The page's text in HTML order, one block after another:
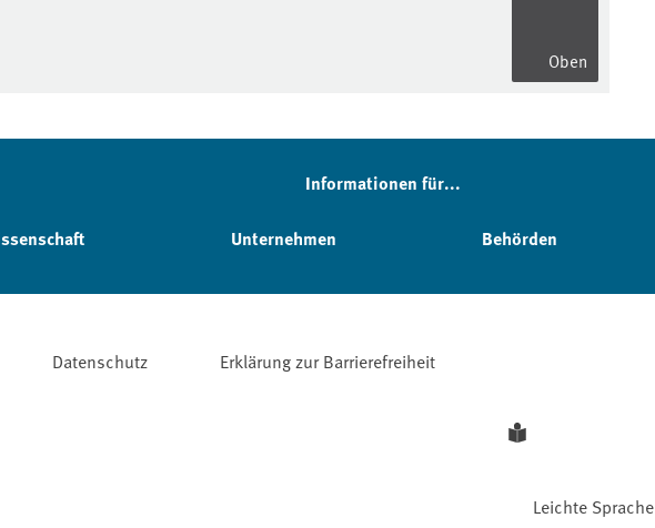
Oben
Informationen für...
Unternehmen Behörden
Datenschutz Erklärung zur Barrierefreiheit
Leichte Sprache